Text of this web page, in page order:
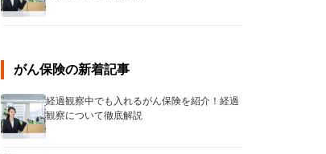
がん保険の新着記事
経過観察中でも入れるがん保険を紹介！経過
観察について徹底解説